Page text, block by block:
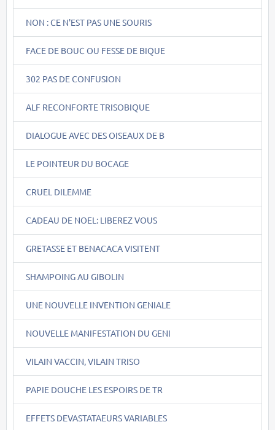
NON : CE N'EST PAS UNE SOURIS
FACE DE BOUC OU FESSE DE BIQUE
302 PAS DE CONFUSION
ALF RECONFORTE TRISOBIQUE
DIALOGUE AVEC DES OISEAUX DE B
LE POINTEUR DU BOCAGE
CRUEL DILEMME
CADEAU DE NOEL: LIBEREZ VOUS
GRETASSE ET BENACACA VISITENT
SHAMPOING AU GIBOLIN
UNE NOUVELLE INVENTION GENIALE
NOUVELLE MANIFESTATION DU GENI
VILAIN VACCIN, VILAIN TRISO
PAPIE DOUCHE LES ESPOIRS DE TR
EFFETS DEVASTATAEURS VARIABLES